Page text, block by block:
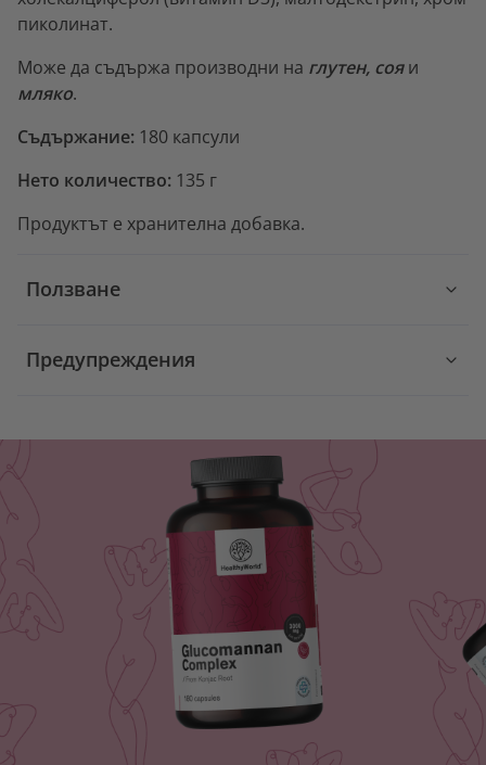
пиколинат.
Може да съдържа производни на глутен, сояи
мляко.
Съдържание: 180 капсули
Нето количество: 135 г
Продуктът е хранителна добавка.
Ползване
Предупреждения